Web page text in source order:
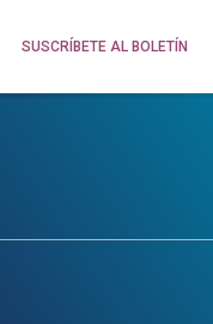
SUSCRÍBETE AL BOLETÍN